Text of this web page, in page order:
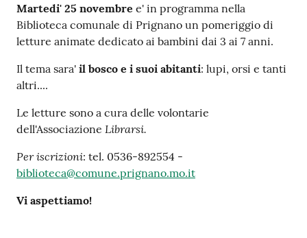
n
t
o
Street
Tutti
gli
argomenti...
Martedi' 25 novembre e' in programma nella
Biblioteca comunale di Prignano un pomeriggio di
letture animate dedicato ai bambini dai 3 ai 7 anni.
Il tema sara' il bosco e i suoi abitanti: lupi, orsi e tanti
altri....
Le letture sono a cura delle volontarie
dell'Associazione Librarsi.
Per iscrizioni: tel. 0536-892554 -
biblioteca@comune.prignano.mo.it
Vi aspettiamo!